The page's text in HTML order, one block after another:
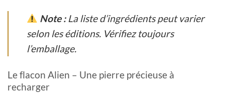
Note :La liste d’ingrédients peut varier
selon les éditions. Vérifiez toujours
l’emballage.
Le flacon Alien – Une pierre précieuse à
recharger